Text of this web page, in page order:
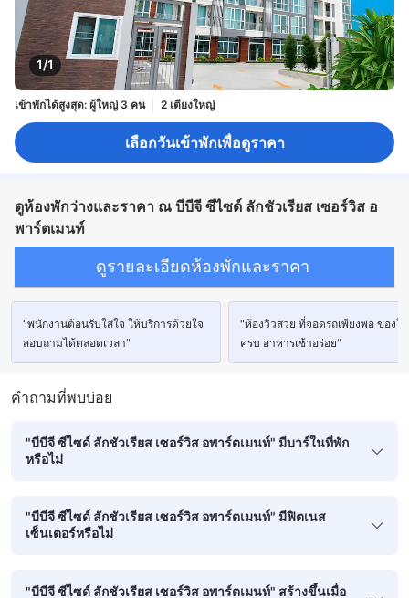
1/1
เข้าพักได้สูงสุด: ผู้ใหญ่ 3 คน 2 เตียงใหญ่
เลือกวันเข้าพักเพื่อดูราคา
ดูห้องพักว่างและราคา ณ บีบีจี ซีไซด์ ลักชัวเรียส เซอร์วิส อ
พาร์ตเมนท์
ดูรายละเอียดห้องพักและราคา
"พนักงานต้อนรับใส่ใจ ให้บริการด้วยใจ
สอบถามได้ตลอดเวลา"
"ห้องวิวสวย ที่จอดรถเพียงพอ ของใ
ครบ อาหารเช้าอร่อย"
คำถามที่พบบ่อย
"บีบีจี ซีไซด์ ลักชัวเรียส เซอร์วิส อพาร์ตเมนท์" มีบาร์ในที่พัก
หรือไม่
"บีบีจี ซีไซด์ ลักชัวเรียส เซอร์วิส อพาร์ตเมนท์" มีฟิตเนส
เซ็นเตอร์หรือไม่
"บีบีจี ซีไซด์ ลักชัวเรียส เซอร์วิส อพาร์ตเมนท์" สร้างขึ้นเมื่อ